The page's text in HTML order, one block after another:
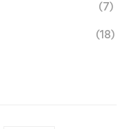
(7)
(18)